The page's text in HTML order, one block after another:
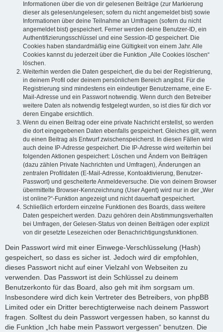
Informationen über die von dir gelesenen Beiträge (zur Markierung
dieser als gelesen/ungelesen; sofern du nicht angemeldet bist) sowie
Informationen über deine Teilnahme an Umfragen (sofern du nicht
angemeldet bist) gespeichert. Ferner werden deine Benutzer-ID, ein
Authentifizierungsschlüssel und eine Session-ID gespeichert. Die
Cookies haben standardmäßig eine Gültigkeit von einem Jahr. Alle
Cookies kannst du jederzeit über die Funktion „Alle Cookies löschen“
löschen.
Weiterhin werden die Daten gespeichert, die du bei der Registrierung,
in deinem Profil oder deinem persönlichem Bereich angibst. Für die
Registrierung sind mindestens ein eindeutiger Benutzername, eine E-
Mail-Adresse und ein Passwort notwendig. Wenn durch den Betreiber
weitere Daten als notwendig festgelegt wurden, so ist dies für dich vor
deren Eingabe ersichtlich.
Wenn du einen Beitrag oder eine private Nachricht erstellst, so werden
die dort eingegebenen Daten ebenfalls gespeichert. Gleiches gilt, wenn
du einen Beitrag als Entwurf zwischenspeicherst. In diesen Fällen wird
auch deine IP-Adresse gespeichert. Die IP-Adresse wird weiterhin bei
folgenden Aktionen gespeichert: Löschen und Ändern von Beiträgen
(dazu zählen Private Nachrichten und Umfragen), Änderungen an
zentralen Profildaten (E-Mail-Adresse, Kontoaktivierung, Benutzer-
Passwort) und gescheiterte Anmeldeversuche. Die von deinem Browser
übermittelte Browser-Kennzeichnung (User Agent) wird nur in der „Wer
ist online?“-Funktion angezeigt und nicht dauerhaft gespeichert.
Schließlich erfordern einzelne Funktionen des Boards, dass weitere
Daten gespeichert werden. Dazu gehören dein Abstimmungsverhalten
bei Umfragen, der Gelesen-Status von deinen Beiträgen oder explizit
von dir gesetzte Lesezeichen oder Benachrichtigungsfunktionen.
Dein Passwort wird mit einer Einwege-Verschlüsselung (Hash)
gespeichert, so dass es sicher ist. Jedoch wird dir empfohlen,
dieses Passwort nicht auf einer Vielzahl von Webseiten zu
verwenden. Das Passwort ist dein Schlüssel zu deinem
Benutzerkonto für das Board, also geh mit ihm sorgsam um.
Insbesondere wird dich kein Vertreter des Betreibers, von phpBB
Limited oder ein Dritter berechtigterweise nach deinem Passwort
fragen. Solltest du dein Passwort vergessen haben, so kannst du
die Funktion „Ich habe mein Passwort vergessen“ benutzen. Die